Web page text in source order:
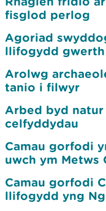
fisglod perlog
Agoriad
llifogydd gwerth
Arolwg
tanio i filwyr
Arbed byd
celfyddydau
Camau gorfodi
uwch ym Metws
Camau gorfodi
llifogydd yng